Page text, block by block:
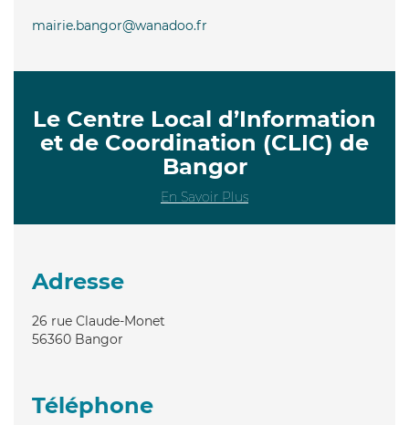
mairie.bangor@wanadoo.fr
Le Centre Local d’Information
et de Coordination (CLIC) de
Bangor
En Savoir Plus
Adresse
26 rue Claude-Monet
56360 Bangor
Téléphone